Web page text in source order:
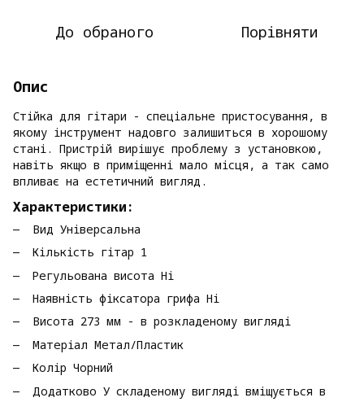
До обраного Порівняти
Опис
Стійка для гітари - спеціальне пристосування, в
якому інструмент надовго залишиться в хорошому
стані. Пристрій вирішує проблему з установкою,
навіть якщо в приміщенні мало місця, а так само
впливає на естетичний вигляд.
Характеристики:
Вид Універсальна
Кількість гітар 1
Регульована висота Ні
Наявність фіксатора грифа Ні
Висота 273 мм - в розкладеному вигляді
Матеріал Метал/Пластик
Колір Чорний
Додатково У складеному вигляді вміщується в